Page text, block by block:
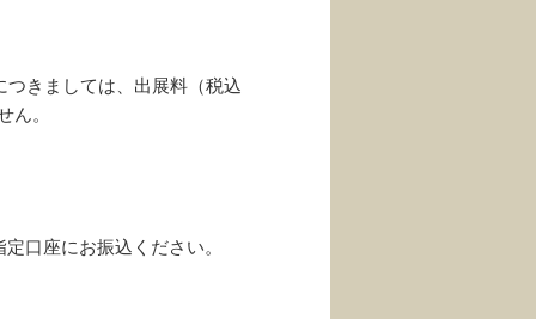
きましては、出展料（税込
ん。
口座にお振込ください。